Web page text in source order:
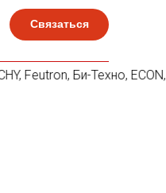
Связаться
Би-Техно, ECON,